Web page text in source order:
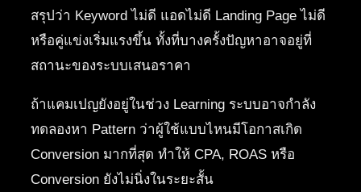
สรุปว่า Keyword ไม่ดี แอดไม่ดี Landing Page ไม่ดี
หรือคู่แข่งเริ่มแรงขึ้น ทั้งที่บางครั้งปัญหาอาจอยู่ที่
สถานะของระบบเสนอราคา
ถ้าแคมเปญยังอยู่ในช่วง Learning ระบบอาจกำลัง
ทดลองหา Pattern ว่าผู้ใช้แบบไหนมีโอกาสเกิด
Conversion มากที่สุด ทำให้ CPA, ROAS หรือ
Conversion ยังไม่นิ่งในระยะสั้น